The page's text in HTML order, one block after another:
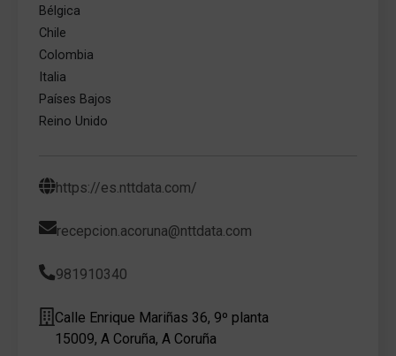
Bélgica
Chile
Colombia
Italia
Países Bajos
Reino Unido
https://es.nttdata.com/
recepcion.acoruna@nttdata.com
981910340
Calle Enrique Mariñas 36, 9º planta
15009, A Coruña, A Coruña